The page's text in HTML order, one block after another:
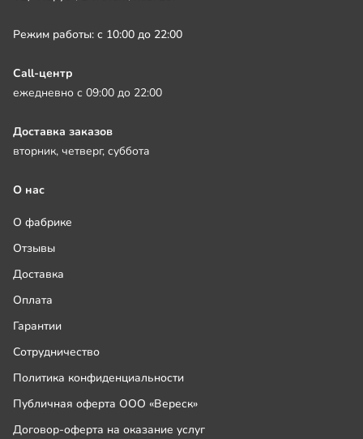
Режим работы: с 10:00 до 22:00
Call-центр
ежедневно с 09:00 до 22:00
Доставка заказов
вторник, четверг, суббота
О нас
О фабрике
Отзывы
Доставка
Оплата
Гарантии
Сотрудничество
Политика конфиденциальности
Публичная оферта ООО «Вереск»
Договор-оферта на оказание услуг